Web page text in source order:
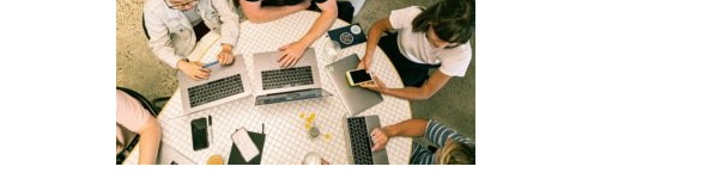
Business Solution
ビジネスソリューション事業
PHILOSOPHY
経営理念
従業員に向けた活動